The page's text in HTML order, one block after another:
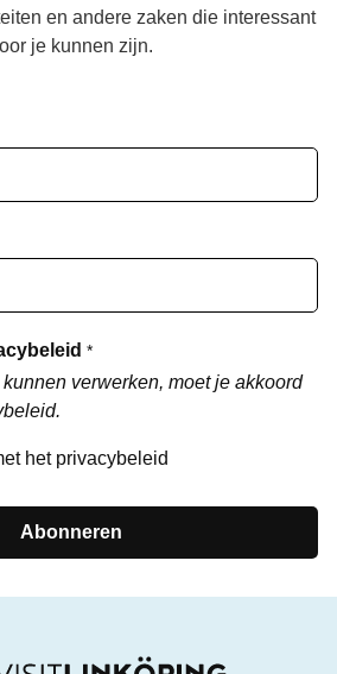
en andere zaken die interessant
je kunnen zijn.
*
verwerken, moet je akkoord
het privacybeleid
Abonneren